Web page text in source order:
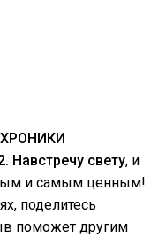
ХРОНИКИ
свету, и
и самым ценным!
поделитесь
поможет другим